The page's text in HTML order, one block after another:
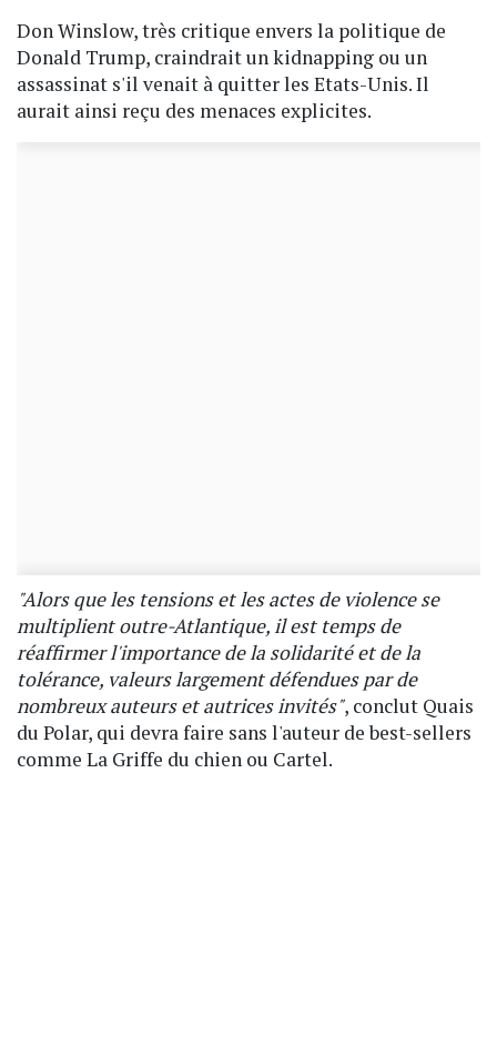
Don Winslow, très critique envers la politique de
Donald Trump, craindrait un kidnapping ou un
assassinat s'il venait à quitter les Etats-Unis. Il
aurait ainsi reçu des menaces explicites.
"Alors que les tensions et les actes de violence se
multiplient outre-Atlantique, il est temps de
réaffirmer l'importance de la solidarité et de la
tolérance, valeurs largement défendues par de
nombreux auteurs et autrices invités", conclut Quais
du Polar, qui devra faire sans l'auteur de best-sellers
comme La Griffe du chien ou Cartel.